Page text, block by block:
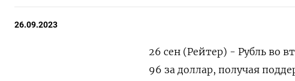
26.09.2023
26 сен (Рейтер) - Рубль во
96 за доллар, получая